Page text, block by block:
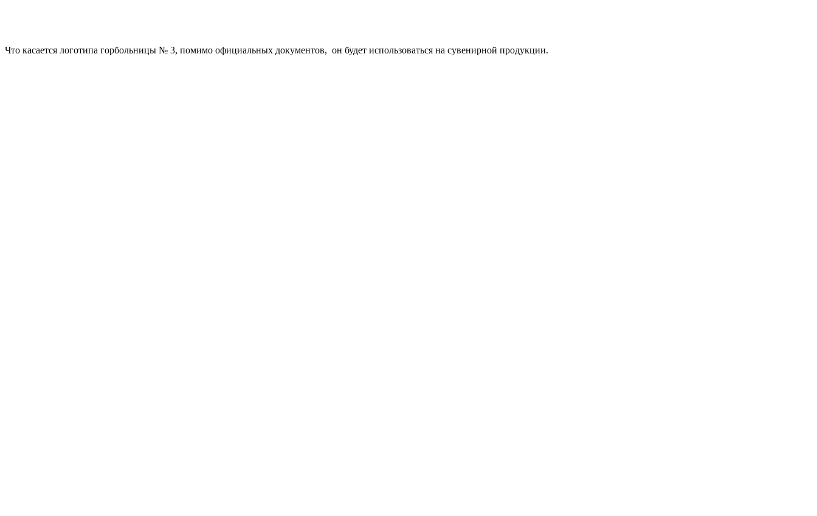
Что касается логотипа горбольницы № 3, помимо официальных документов, он будет использоваться на сувенирной продукции.